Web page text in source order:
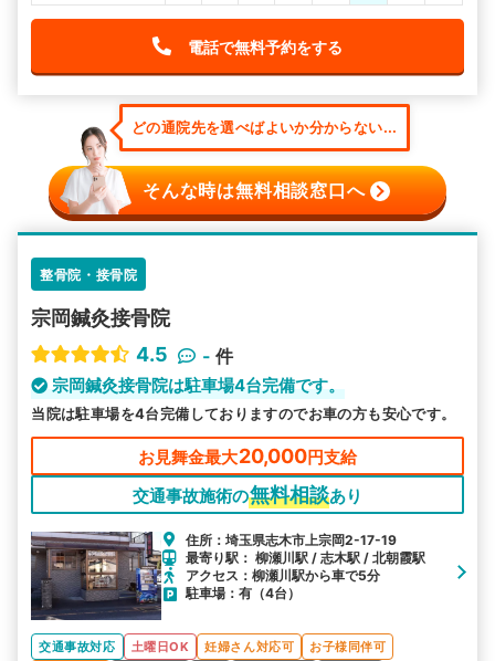
電話で無料予約をする
どの通院先を選べばよいか分からない...
そんな時は無料相談窓口へ
整骨院・接骨院
宗岡鍼灸接骨院
4.5
- 件
宗岡鍼灸接骨院は駐車場4台完備です。
当院は駐車場を4台完備しておりますのでお車の方も安心です。
お見舞金最大20,000円支給
交通事故施術の無料相談あり
住所：埼玉県志木市上宗岡2-17-19
最寄り駅： 柳瀬川駅 / 志木駅 / 北朝霞駅
アクセス：柳瀬川駅から車で5分
駐車場：有（4台）
交通事故対応 土曜日OK 妊婦さん対応可 お子様同伴可